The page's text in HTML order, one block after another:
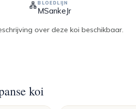
BLOEDLIJN
MSankeJr
over deze koi beschikbaar.
koi